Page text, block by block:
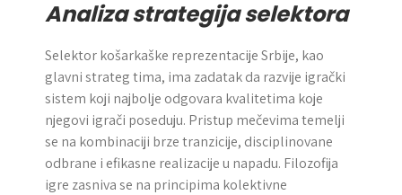
Analiza strategija selektora
Selektor košarkaške reprezentacije Srbije, kao
glavni strateg tima, ima zadatak da razvije igrački
sistem koji najbolje odgovara kvalitetima koje
njegovi igrači poseduju. Pristup mečevima temelji
se na kombinaciji brze tranzicije, disciplinovane
odbrane i efikasne realizacije u napadu. Filozofija
igre zasniva se na principima kolektivne